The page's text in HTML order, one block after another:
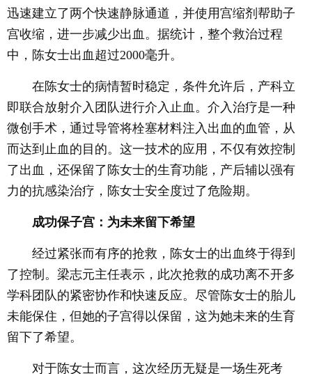
迅速建立了两个快速静脉通道，并使用宫缩剂帮助子
宫收缩，进一步减少出血。据统计，整个救治过程
中，陈女士出血超过2000毫升。
在陈女士的病情暂时稳定，条件允许后，产科立
即联合放射介入团队进行介入止血。介入治疗是一种
微创手术，通过导管将栓塞材料注入出血的血管，从
而达到止血的目的。这一技术的应用，不仅有效控制
了出血，还保留了陈女士的生育功能，产后辅以强有
力的抗感染治疗，陈女士安全度过了危险期。
成功保子宫：为未来留下希望
经过紧张而有序的抢救，陈女士的出血终于得到
了控制。梁志元主任表示，此次抢救的成功离不开多
学科团队的紧密协作和快速反应。尽管陈女士的胎儿
未能保住，但她的子宫得以保留，这为她未来的生育
留下了希望。
对于陈女士而言，这次经历无疑是一场生死考